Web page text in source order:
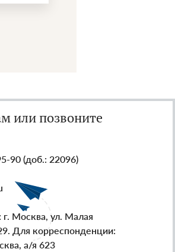
или позвоните
90 (доб.: 22096)
Москва, ул. Малая
Для корреспонденции:
а/я 623